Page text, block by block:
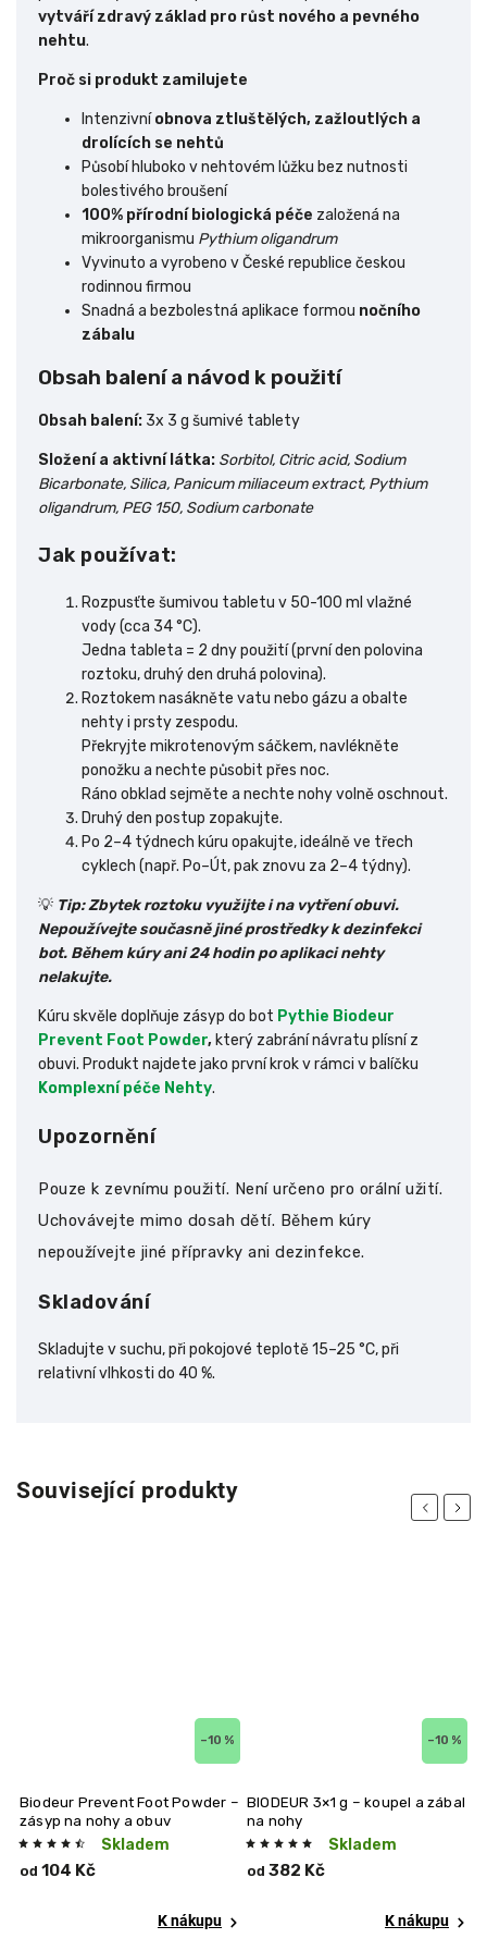
vytváří zdravý základ pro růst nového a pevného
nehtu.
Proč si produkt zamilujete
Intenzivníobnova ztluštělých, zažloutlých a
drolících se nehtů
Působí hluboko v nehtovém lůžku bez nutnosti
bolestivého broušení
100% přírodní biologická péče založená na
mikroorganismu Pythium oligandrum
Vyvinuto a vyrobeno v České republice českou
rodinnou firmou
Snadná a bezbolestná aplikace formou nočního
zábalu
Obsah balení a návod k použití
Obsah balení: 3x 3 g šumivé tablety
Složení a aktivní látka: Sorbitol, Citric acid, Sodium
Bicarbonate, Silica, Panicum miliaceum extract, Pythium
oligandrum, PEG 150, Sodium carbonate
Jak používat:
Rozpusťte šumivou tabletu v 50-100 ml vlažné
vody (cca 34 °C).
Jedna tableta = 2 dny použití (první den polovina
roztoku, druhý den druhá polovina).
Roztokem nasákněte vatu nebo gázu a obalte
nehty i prsty zespodu.
Překryjte mikrotenovým sáčkem, navlékněte
ponožku a nechte působit přes noc.
Ráno obklad sejměte a nechte nohy volně oschnout.
Druhý den postup zopakujte.
Po 2–4 týdnech kúru opakujte, ideálně ve třech
cyklech (např. Po–Út, pak znovu za 2–4 týdny).
💡 Tip: Zbytek roztoku využijte i na vytření obuvi.
Nepoužívejte současně jiné prostředky k dezinfekci
bot. Během kúry ani 24 hodin po aplikaci nehty
nelakujte.
Kúru skvěle doplňuje zásyp do bot Pythie Biodeur
Prevent Foot Powder, který zabrání návratu plísní z
obuvi. Produkt najdete jako první krok v rámci v balíčku
Komplexní péče Nehty.
Upozornění
Pouze k zevnímu použití. Není určeno pro orální užití.
Uchovávejte mimo dosah dětí. Během kúry
nepoužívejte jiné přípravky ani dezinfekce.
Skladování
Skladujte v suchu, při pokojové teplotě 15–25 °C, při
relativní vlhkosti do 40 %.
Související produkty
Previous
–10 %
Biodeur Prevent Foot Powder –
zásyp na nohy a obuv
Skladem
od 104 Kč
K nákupu
–10 %
BIODEUR 3×1 g – koupel a zábal
na nohy
Skladem
od 382 Kč
K nákupu
Next